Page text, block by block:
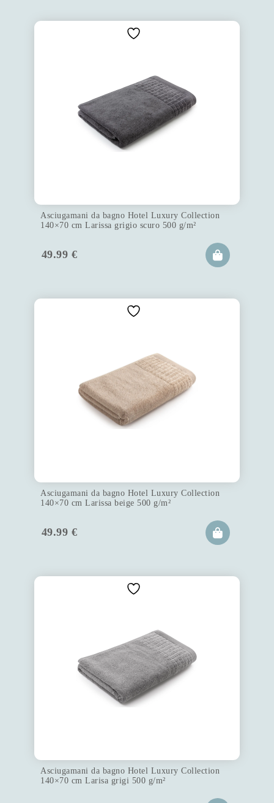
Asciugamani da bagno Hotel Luxury Collection
140×70 cm Larissa grigio scuro 500 g/m²
49.99 €
Asciugamani da bagno Hotel Luxury Collection
140×70 cm Larissa beige 500 g/m²
49.99 €
Asciugamani da bagno Hotel Luxury Collection
140×70 cm Larisa grigi 500 g/m²